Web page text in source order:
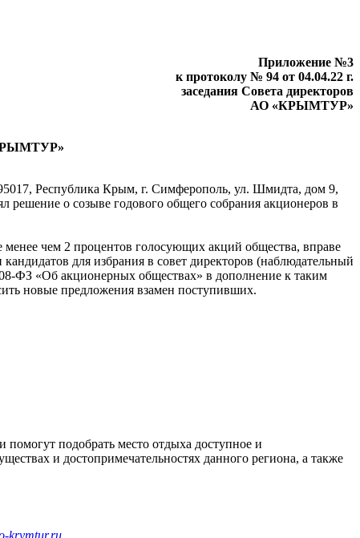
Приложение №3
к протоколу № 94 от 04.04.22 г.
заседания Совета директоров
АО «КРЫМТУР»
Крым, г. Симферополь, ул. Шмидта, дом 9,
решение о созыве годового общего собрания акционеров в
чем 2 процентов голосующих акций общества, вправе
для избрания в совет директоров (наблюдательный
ФЗ «Об акционерных обществах» в дополнение к таким
новые предложения взамен поступивших.
подобрать место отдыха доступное и
и достопримечательностях данного региона, а также
krymtur.ru